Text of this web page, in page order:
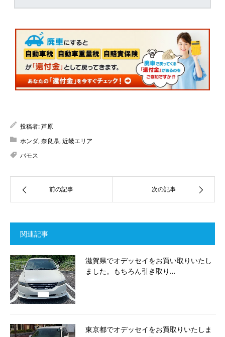
投稿者:芦原
ホンダ,奈良県,近畿エリア
バモス
前の記事 次の記事
関連記事
滋賀県でオデッセイをお買い取りいたし
ました。もちろん引き取り…
東京都でオデッセイをお買取りいたしま